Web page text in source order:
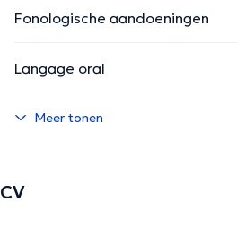
Fonologische aandoeningen
Langage oral
Meer tonen
CV